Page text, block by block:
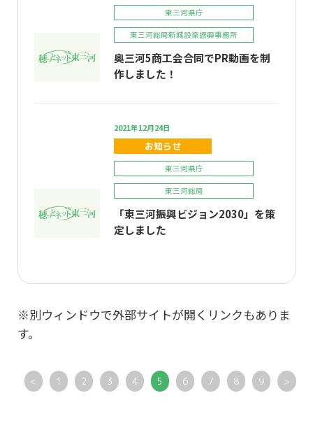
東三河県庁
東三河総局新城設楽振興事務所
奥三河5商工会合同でPR動画を制
作しました！
2021年12月24日
お知らせ
東三河県庁
東三河総局
「東三河振興ビジョン2030」を策
定しました
※別ウィンドウで外部サイトが開くリンクもありま
す。
< 1 2 3 4 5 6 7 8 9 >